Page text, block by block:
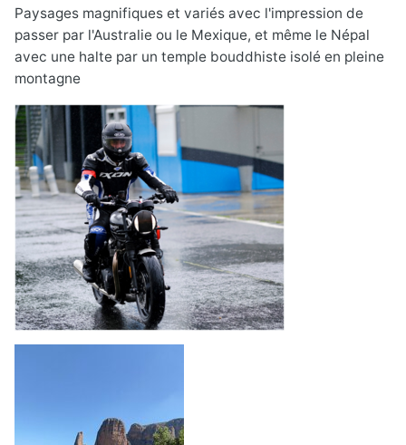
Paysages magnifiques et variés avec l'impression de
passer par l'Australie ou le Mexique, et même le Népal
avec une halte par un temple bouddhiste isolé en pleine
montagne